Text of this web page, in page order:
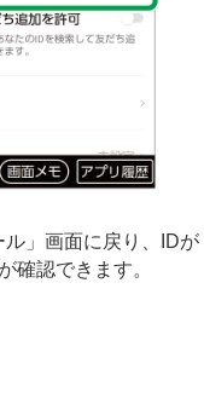
ル」画面に戻り、IDが
確認できます。